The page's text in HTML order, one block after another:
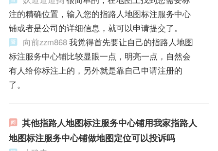
注的精确位置，输入您的指路人地图标注服务中心
铺或者是公司的详细信息，就可以申请提交了。
向前zzm868我觉得首先要让自己的指路人地图
标注服务中心铺比较显眼一点，明亮一点，自然会
有人给你标注上的，另外就是靠自己申请注册的
了。
其他指路人地图标注服务中心铺用我家指路人
地图标注服务中心铺做地图定位可以投诉吗